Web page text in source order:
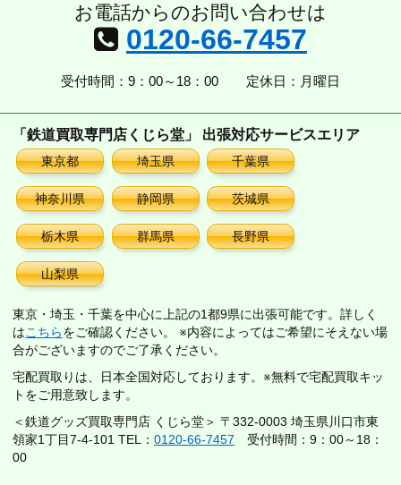
お電話からのお問い合わせは
0120-66-7457
受付時間：9：00～18：00 定休日：月曜日
「鉄道買取専門店くじら堂」 出張対応サービスエリア
東京都 埼玉県 千葉県
神奈川県 静岡県 茨城県
栃木県 群馬県 長野県
山梨県
東京・埼玉・千葉を中心に上記の1都9県に出張可能です。詳しく
はこちらをご確認ください。 ※内容によってはご希望にそえない場
合がございますのでご了承ください。
宅配買取りは、日本全国対応しております。※無料で宅配買取キッ
トをご用意致します。
＜鉄道グッズ買取専門店 くじら堂＞ 〒332-0003 埼玉県川口市東
領家1丁目7-4-101 TEL： 0120-66-7457 受付時間：9：00～18：
00